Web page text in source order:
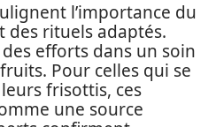
l’importance du
des rituels adaptés.
efforts dans un soin
Pour celles qui se
frisottis, ces
une source